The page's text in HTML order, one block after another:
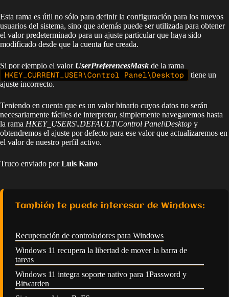
Esta rama es útil no sólo para definir la configuración para los nuevos
usuarios del sistema, sino que además puede ser utilizada para obtener
el valor predeterminado para un ajuste particular que haya sido
modificado desde que la cuenta fue creada.
Si por ejemplo el valor UserPreferencesMask de la rama
HKEY_CURRENT_USER\Control Panel\Desktop
tiene un
ajuste incorrecto.
Teniendo en cuenta que es un valor binario cuyos datos no serán
necesariamente fáciles de interpretar, simplemente navegaremos hasta
la rama HKEY_USERS\.DEFAULT\Control Panel\Desktop y
obtendremos el ajuste por defecto para ese valor que actualizaremos en
el valor de nuestro perfil activo.
Truco enviado porLuis Kano
También te puede interesar de Windows:
Recuperación de controladores para Windows
Windows 11 recupera la libertad de mover la barra de
tareas
Windows 11 integra soporte nativo para 1Password y
Bitwarden